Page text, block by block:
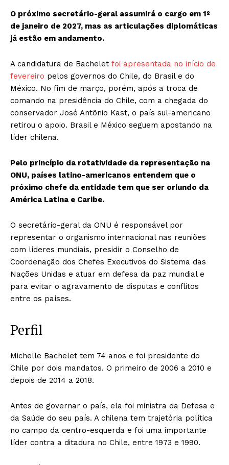
O próximo secretário-geral assumirá o cargo em 1º
de janeiro de 2027, mas as articulações diplomáticas
já estão em andamento.
A candidatura de Bachelet foi apresentada no início de
fevereiro pelos governos do Chile, do Brasil e do
México. No fim de março, porém, após a troca de
comando na presidência do Chile, com a chegada do
conservador José Antônio Kast, o país sul-americano
retirou o apoio. Brasil e México seguem apostando na
líder chilena.
Pelo princípio da rotatividade da representação na
ONU, países latino-americanos entendem que o
próximo chefe da entidade tem que ser oriundo da
América Latina e Caribe.
O secretário-geral da ONU é responsável por
representar o organismo internacional nas reuniões
com líderes mundiais, presidir o Conselho de
Coordenação dos Chefes Executivos do Sistema das
Nações Unidas e atuar em defesa da paz mundial e
para evitar o agravamento de disputas e conflitos
entre os países.
Perfil
Michelle Bachelet tem 74 anos e foi presidente do
Chile por dois mandatos. O primeiro de 2006 a 2010 e
depois de 2014 a 2018.
Antes de governar o país, ela foi ministra da Defesa e
da Saúde do seu país. A chilena tem trajetória política
no campo da centro-esquerda e foi uma importante
líder contra a ditadura no Chile, entre 1973 e 1990.